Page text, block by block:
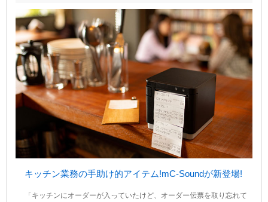
キッチン業務の手助け的アイテム!mC-Soundが新登場!
「キッチンにオーダーが入っていたけど、オーダー伝票を取り忘れて